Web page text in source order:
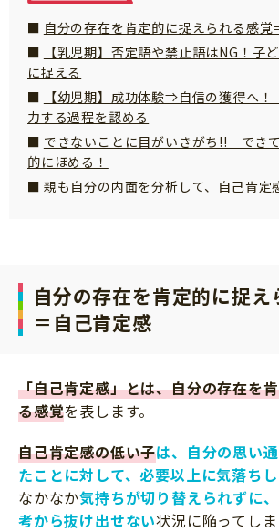
サイトのご利⽤にあたって
個⼈情報について
お問い合わせ
自分の存在を肯定的に捉えられる感覚
【乳児期】否定語や禁止語はNG！子
に捉える
【幼児期】成功体験⇒自信の獲得へ
力する過程を認める
できないことに目がいきがち!! でき
的にほめる！
親も自分の内面を分析して、自己肯定
自分の存在を肯定的に捉え
＝自己肯定感
「自己肯定感」とは、自分の存在を
る感覚を表します。
自己肯定感の低い子は、自分の思い
たことに対して、必要以上に気落ちし
なかなか気持ちが切り替えられずに
考から抜け出せない状況に陥ってしま